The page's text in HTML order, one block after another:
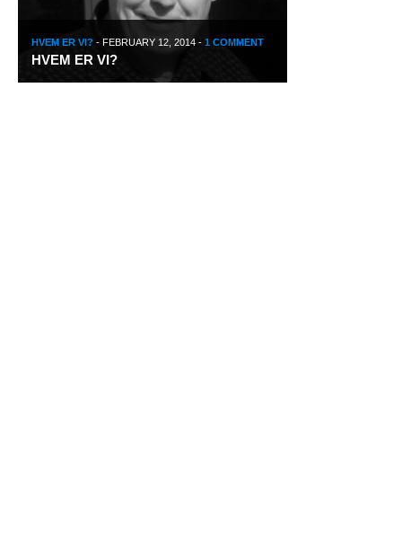
HVEM ER VI? - FEBRUARY 12, 2014 - 1 COMMENT
HVEM ER VI?